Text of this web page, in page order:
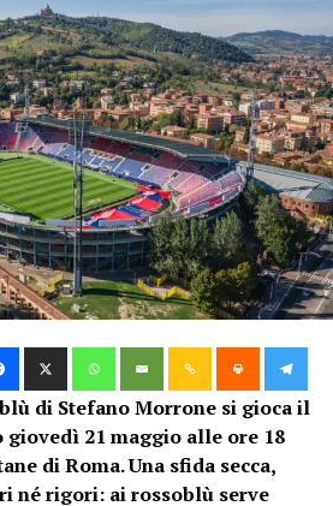
di Stefano Morrone si gioca il
21 maggio alle ore 18
di Roma. Una sfida secca,
né rigori: ai rossoblù serve